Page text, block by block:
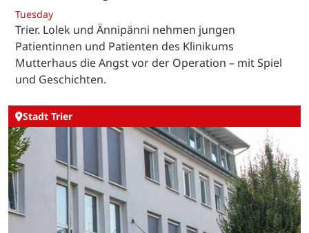
Tuesday
Trier. Lolek und Ännipänni nehmen jungen
Patientinnen und Patienten des Klinikums
Mutterhaus die Angst vor der Operation – mit Spiel
und Geschichten.
Stadt Trier